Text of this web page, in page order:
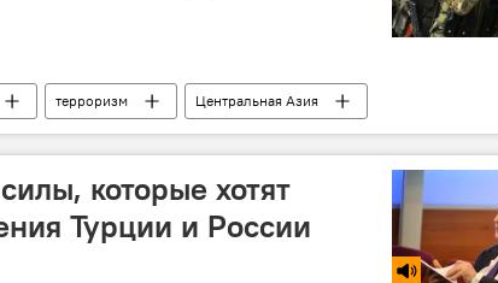
терроризм Центральная Азия
которые хотят
Турции и России